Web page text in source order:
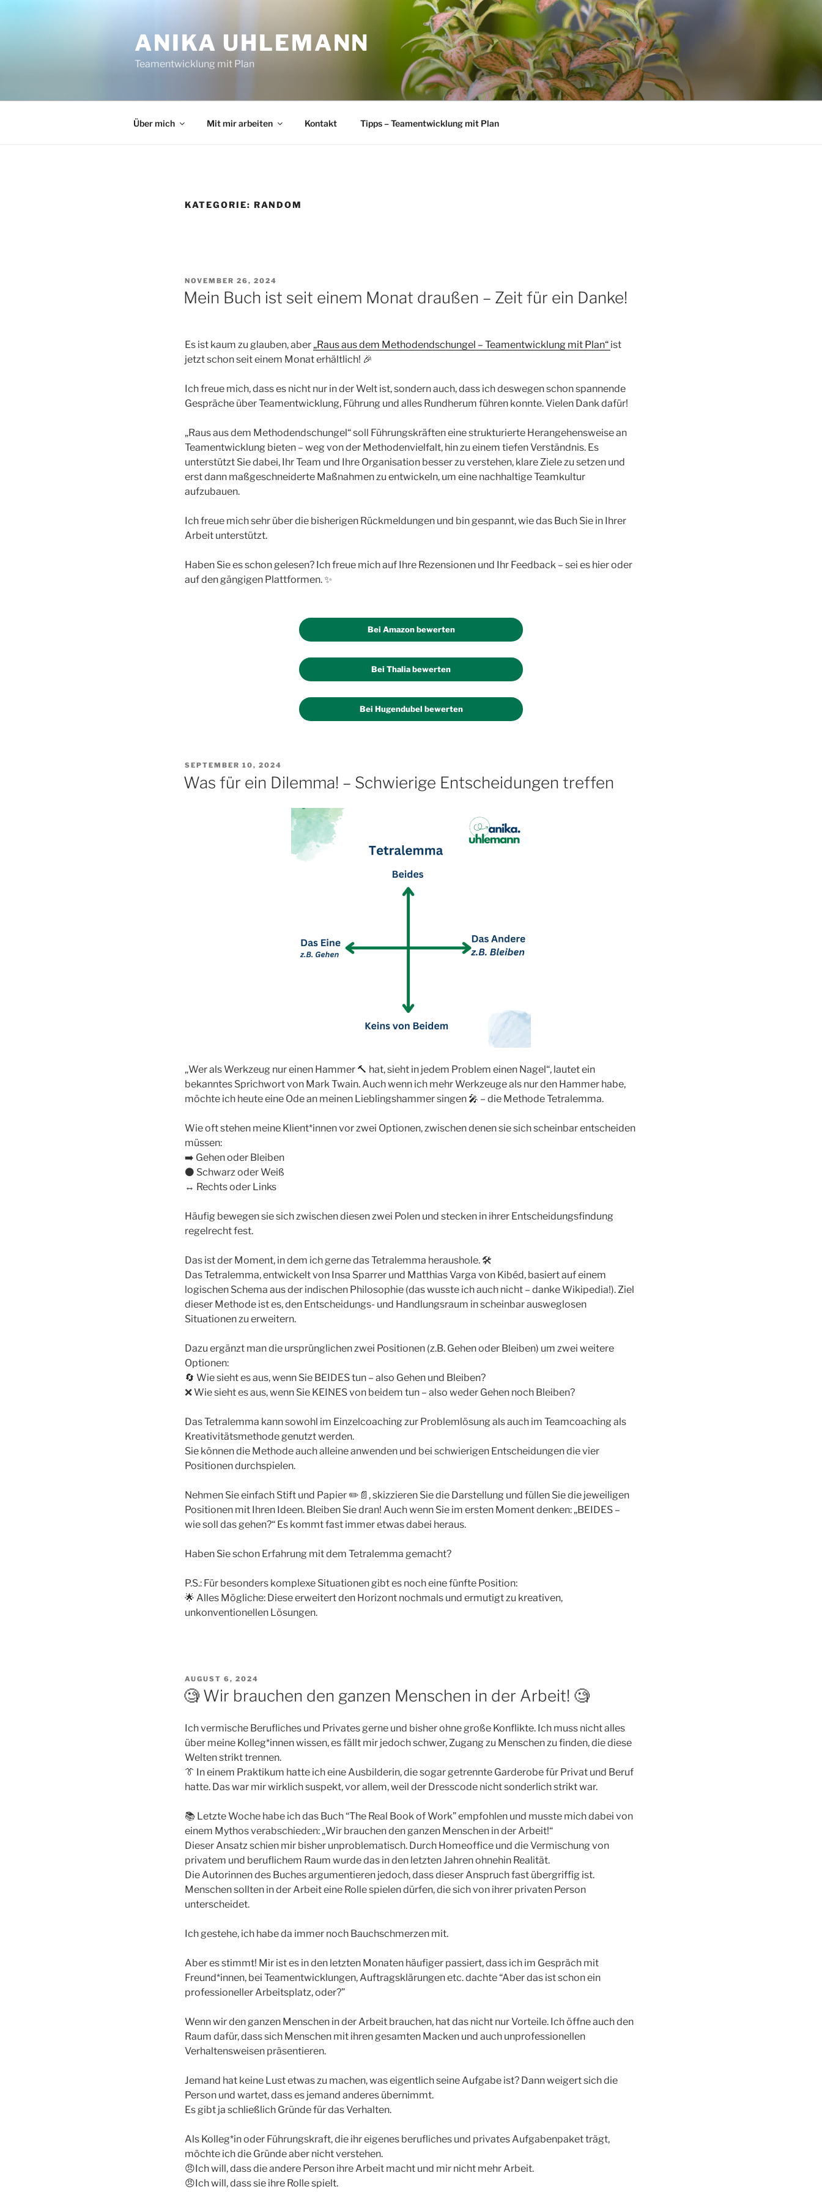
ANIKA UHLEMANN
Teamentwicklung mit Plan
Über mich Mit mir arbeiten Kontakt Tipps – Teamentwicklung mit Plan
KATEGORIE: RANDOM
VERÖFFENTLICHT
AM
NOVEMBER 26, 2024
Mein Buch ist seit einem Monat draußen – Zeit für ein Danke!
Es ist kaum zu glauben, aber „Raus aus dem Methodendschungel – Teamentwicklung mit Plan“ ist
jetzt schon seit einem Monat erhältlich! 🎉
Ich freue mich, dass es nicht nur in der Welt ist, sondern auch, dass ich deswegen schon spannende
Gespräche über Teamentwicklung, Führung und alles Rundherum führen konnte. Vielen Dank dafür!
„Raus aus dem Methodendschungel“ soll Führungskräften eine strukturierte Herangehensweise an
Teamentwicklung bieten – weg von der Methodenvielfalt, hin zu einem tiefen Verständnis. Es
unterstützt Sie dabei, Ihr Team und Ihre Organisation besser zu verstehen, klare Ziele zu setzen und
erst dann maßgeschneiderte Maßnahmen zu entwickeln, um eine nachhaltige Teamkultur
aufzubauen.
Ich freue mich sehr über die bisherigen Rückmeldungen und bin gespannt, wie das Buch Sie in Ihrer
Arbeit unterstützt.
Haben Sie es schon gelesen? Ich freue mich auf Ihre Rezensionen und Ihr Feedback – sei es hier oder
auf den gängigen Plattformen. ✨
Bei Amazon bewerten
Bei Thalia bewerten
Bei Hugendubel bewerten
VERÖFFENTLICHT
AM
SEPTEMBER 10, 2024
Was für ein Dilemma! – Schwierige Entscheidungen treffen
„Wer als Werkzeug nur einen Hammer 🔨 hat, sieht in jedem Problem einen Nagel“, lautet ein
bekanntes Sprichwort von Mark Twain. Auch wenn ich mehr Werkzeuge als nur den Hammer habe,
möchte ich heute eine Ode an meinen Lieblingshammer singen 🎤 – die Methode Tetralemma.
Wie oft stehen meine Klient*innen vor zwei Optionen, zwischen denen sie sich scheinbar entscheiden
müssen:
➡️ Gehen oder Bleiben
⚫ Schwarz oder Weiß
↔️ Rechts oder Links
Häufig bewegen sie sich zwischen diesen zwei Polen und stecken in ihrer Entscheidungsfindung
regelrecht fest.
Das ist der Moment, in dem ich gerne das Tetralemma heraushole. 🛠️
Das Tetralemma, entwickelt von Insa Sparrer und Matthias Varga von Kibéd, basiert auf einem
logischen Schema aus der indischen Philosophie (das wusste ich auch nicht – danke Wikipedia!). Ziel
dieser Methode ist es, den Entscheidungs- und Handlungsraum in scheinbar ausweglosen
Situationen zu erweitern.
Dazu ergänzt man die ursprünglichen zwei Positionen (z.B. Gehen oder Bleiben) um zwei weitere
Optionen:
🔄 Wie sieht es aus, wenn Sie BEIDES tun – also Gehen und Bleiben?
❌ Wie sieht es aus, wenn Sie KEINES von beidem tun – also weder Gehen noch Bleiben?
Das Tetralemma kann sowohl im Einzelcoaching zur Problemlösung als auch im Teamcoaching als
Kreativitätsmethode genutzt werden.
Sie können die Methode auch alleine anwenden und bei schwierigen Entscheidungen die vier
Positionen durchspielen.
Nehmen Sie einfach Stift und Papier ✏️📄, skizzieren Sie die Darstellung und füllen Sie die jeweiligen
Positionen mit Ihren Ideen. Bleiben Sie dran! Auch wenn Sie im ersten Moment denken: „BEIDES –
wie soll das gehen?“ Es kommt fast immer etwas dabei heraus.
Haben Sie schon Erfahrung mit dem Tetralemma gemacht?
P.S.: Für besonders komplexe Situationen gibt es noch eine fünfte Position:
🌟 Alles Mögliche: Diese erweitert den Horizont nochmals und ermutigt zu kreativen,
unkonventionellen Lösungen.
VERÖFFENTLICHT
AM
AUGUST 6, 2024
🧐 Wir brauchen den ganzen Menschen in der Arbeit! 🧐
Ich vermische Berufliches und Privates gerne und bisher ohne große Konflikte. Ich muss nicht alles
über meine Kolleg*innen wissen, es fällt mir jedoch schwer, Zugang zu Menschen zu finden, die diese
Welten strikt trennen.
👔 In einem Praktikum hatte ich eine Ausbilderin, die sogar getrennte Garderobe für Privat und Beruf
hatte. Das war mir wirklich suspekt, vor allem, weil der Dresscode nicht sonderlich strikt war.
📚 Letzte Woche habe ich das Buch “The Real Book of Work” empfohlen und musste mich dabei von
einem Mythos verabschieden: „Wir brauchen den ganzen Menschen in der Arbeit!“
Dieser Ansatz schien mir bisher unproblematisch. Durch Homeoffice und die Vermischung von
privatem und beruflichem Raum wurde das in den letzten Jahren ohnehin Realität.
Die Autorinnen des Buches argumentieren jedoch, dass dieser Anspruch fast übergriffig ist.
Menschen sollten in der Arbeit eine Rolle spielen dürfen, die sich von ihrer privaten Person
unterscheidet.
Ich gestehe, ich habe da immer noch Bauchschmerzen mit.
Aber es stimmt! Mir ist es in den letzten Monaten häufiger passiert, dass ich im Gespräch mit
Freund*innen, bei Teamentwicklungen, Auftragsklärungen etc. dachte “Aber das ist schon ein
professioneller Arbeitsplatz, oder?”
Wenn wir den ganzen Menschen in der Arbeit brauchen, hat das nicht nur Vorteile. Ich öffne auch den
Raum dafür, dass sich Menschen mit ihren gesamten Macken und auch unprofessionellen
Verhaltensweisen präsentieren.
Jemand hat keine Lust etwas zu machen, was eigentlich seine Aufgabe ist? Dann weigert sich die
Person und wartet, dass es jemand anderes übernimmt.
Es gibt ja schließlich Gründe für das Verhalten.
Als Kolleg*in oder Führungskraft, die ihr eigenes berufliches und privates Aufgabenpaket trägt,
möchte ich die Gründe aber nicht verstehen.
😠Ich will, dass die andere Person ihre Arbeit macht und mir nicht mehr Arbeit.
😠Ich will, dass sie ihre Rolle spielt.